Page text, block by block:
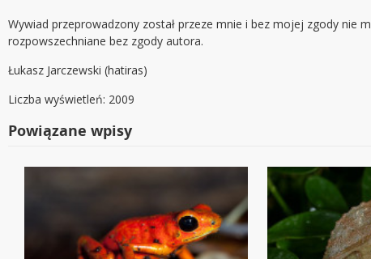
Wywiad przeprowadzony został przeze mnie i bez mojej zgody nie
rozpowszechniane bez zgody autora.
Łukasz Jarczewski (hatiras)
Liczba wyświetleń: 2009
Powiązane wpisy